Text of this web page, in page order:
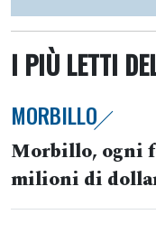
I PIÙ LETTI
MORBILLO
Morbillo, ogni
milioni di